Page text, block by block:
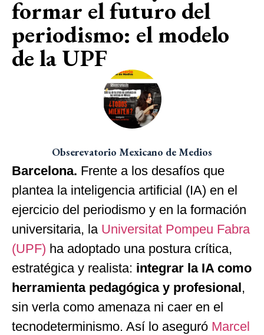
formar el futuro del
periodismo: el modelo
de la UPF
Obserevatorio Mexicano de Medios
Barcelona. Frente a los desafíos que
plantea la inteligencia artificial (IA) en el
ejercicio del periodismo y en la formación
universitaria, la Universitat Pompeu Fabra
(UPF) ha adoptado una postura crítica,
estratégica y realista: integrar la IA como
herramienta pedagógica y profesional ,
sin verla como amenaza ni caer en el
tecnodeterminismo. Así lo aseguró Marcel